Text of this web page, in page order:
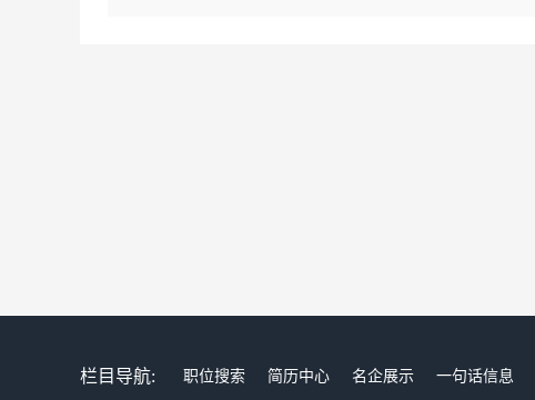
栏目导航: 职位搜索 简历中心 名企展示 一句话信息